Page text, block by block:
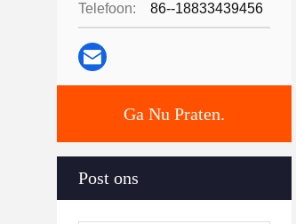
Telefoon: 86--18833439456
Ga Nu Praten.
Post ons